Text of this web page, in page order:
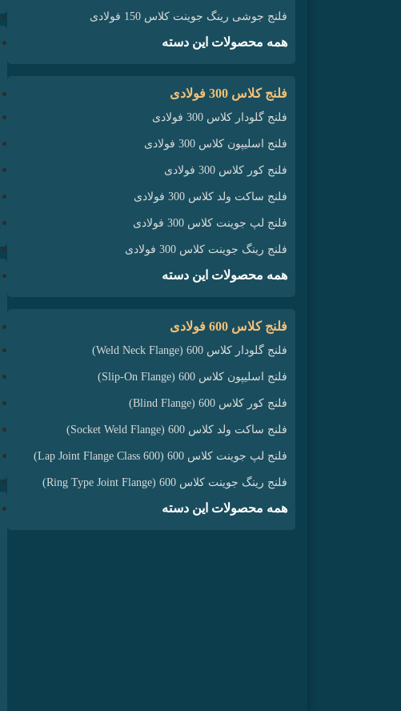
فلنج جوشی رینگ جوینت کلاس 150 فولادی
همه محصولات این دسته
فلنج کلاس 300 فولادی
فلنج گلودار کلاس 300 فولادی
فلنج اسلیپون کلاس 300 فولادی
فلنج کور کلاس 300 فولادی
فلنج ساکت ولد کلاس 300 فولادی
فلنج لپ جوینت کلاس 300 فولادی
فلنج رینگ جوینت کلاس 300 فولادی
همه محصولات این دسته
فلنج کلاس 600 فولادی
فلنج گلودار کلاس 600 (Weld Neck Flange)
فلنج اسلیپون کلاس 600 (Slip-On Flange)
فلنج کور کلاس 600 (Blind Flange)
فلنج ساکت ولد کلاس 600 (Socket Weld Flange)
فلنج لپ جوینت کلاس 600 (Lap Joint Flange Class 600)
فلنج رینگ جوینت کلاس 600 (Ring Type Joint Flange)
همه محصولات این دسته